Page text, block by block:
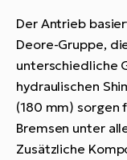
Der Antrieb
Deore-Gruppe,
unterschiedliche
hydraulischen
(180 mm) sorgen
Bremsen unter
Zusätzliche